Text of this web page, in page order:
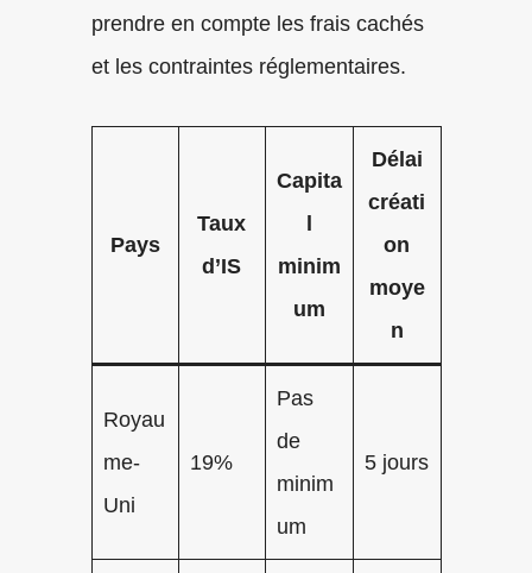
prendre en compte les frais cachés
et les contraintes réglementaires.
Pays
Taux
d’IS
Capita
l
minim
um
Délai
créati
on
moye
n
Royau
me-
Uni
19%
Pas
de
minim
um
5 jours